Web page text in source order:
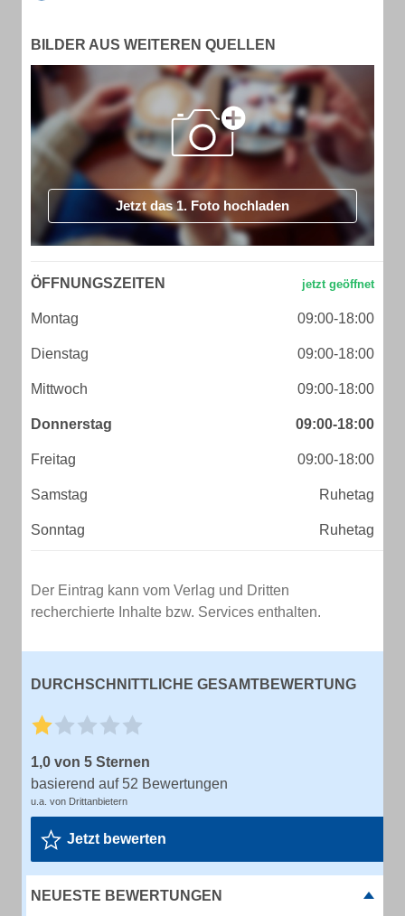
BILDER AUS WEITEREN QUELLEN
Jetzt das 1. Foto hochladen
ÖFFNUNGSZEITEN
Montag 09:00-18:00
Dienstag 09:00-18:00
Mittwoch 09:00-18:00
Donnerstag 09:00-18:00
Freitag 09:00-18:00
Samstag Ruhetag
Sonntag Ruhetag
Der Eintrag kann vom Verlag und Dritten
recherchierte Inhalte bzw. Services enthalten.
DURCHSCHNITTLICHE GESAMTBEWERTUNG
1,0 von 5 Sternen
basierend auf 52 Bewertungen
u.a. von Drittanbietern
Jetzt bewerten
NEUESTE BEWERTUNGEN